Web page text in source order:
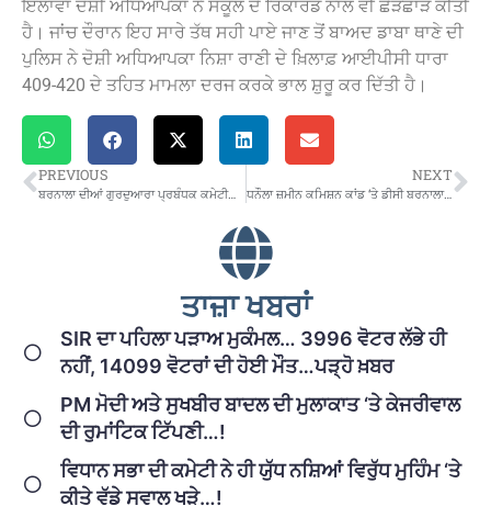
ਇਲਾਵਾ ਦੋਸ਼ੀ ਅਧਿਆਪਕਾ ਨੇ ਸਕੂਲ ਦੇ ਰਿਕਾਰਡ ਨਾਲ ਵੀ ਛੇੜਛਾੜ ਕੀਤੀ
ਹੈ। ਜਾਂਚ ਦੌਰਾਨ ਇਹ ਸਾਰੇ ਤੱਥ ਸਹੀ ਪਾਏ ਜਾਣ ਤੋਂ ਬਾਅਦ ਡਾਬਾ ਥਾਣੇ ਦੀ
ਪੁਲਿਸ ਨੇ ਦੋਸ਼ੀ ਅਧਿਆਪਕਾ ਨਿਸ਼ਾ ਰਾਣੀ ਦੇ ਖ਼ਿਲਾਫ਼ ਆਈਪੀਸੀ ਧਾਰਾ
409-420 ਦੇ ਤਹਿਤ ਮਾਮਲਾ ਦਰਜ ਕਰਕੇ ਭਾਲ ਸ਼ੁਰੂ ਕਰ ਦਿੱਤੀ ਹੈ। ‌
PREVIOUS
ਬਰਨਾਲਾ ਦੀਆਂ ਗੁਰਦੁਆਰਾ ਪ੍ਰਬੰਧਕ ਕਮੇਟੀਆਂ ਨੇ ਸ਼੍ਰੋਮਣੀ ਕਮੇਟੀ ਮੈਂਬਰਾਂ ਦਾ ਕੀਤਾ ਬਾਈਕਾਟ…ਗੁਰੂ ਘਰਾਂ ‘ਚ ਕੋਈ ਸਨਮਾਨ ਨਹੀਂ ਦਿੱਤਾ ਜਾਵੇਗਾ
NEXT
ਧਨੌਲਾ ਜ਼ਮੀਨ ਕਮਿਸ਼ਨ ਕਾਂਡ ‘ਤੇ ਡੀਸੀ ਬਰਨਾਲਾ ਨੇ ਲਿਆ ਸਖ਼ਤ ਨੋਟਿਸ…ਪੜ੍ਹੋ ਖ਼ਬਰ
ਤਾਜ਼ਾ ਖਬਰਾਂ
SIR ਦਾ ਪਹਿਲਾ ਪੜਾਅ ਮੁਕੰਮਲ… 3996 ਵੋਟਰ ਲੱਭੇ ਹੀ
ਨਹੀਂ, 14099 ਵੋਟਰਾਂ ਦੀ ਹੋਈ ਮੌਤ…ਪੜ੍ਹੋ ਖ਼ਬਰ
PM ਮੋਦੀ ਅਤੇ ਸੁਖਬੀਰ ਬਾਦਲ ਦੀ ਮੁਲਾਕਾਤ ‘ਤੇ ਕੇਜਰੀਵਾਲ
ਦੀ ਰੁਮਾਂਟਿਕ ਟਿੱਪਣੀ…!
ਵਿਧਾਨ ਸਭਾ ਦੀ ਕਮੇਟੀ ਨੇ ਹੀ ਯੁੱਧ ਨਸ਼ਿਆਂ ਵਿਰੁੱਧ ਮੁਹਿੰਮ ‘ਤੇ
ਕੀਤੇ ਵੱਡੇ ਸਵਾਲ ਖੜੇ…!